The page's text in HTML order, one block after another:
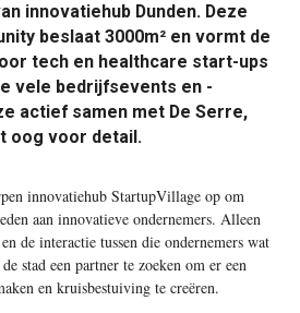
innovatiehub Dunden. Deze
beslaat 3000m² en vormt de
tech en healthcare start-ups
vele bedrijfsevents en -
actief samen met De Serre,
oog voor detail.
innovatiehub StartupVillage op om
aan innovatieve ondernemers. Alleen
de interactie tussen die ondernemers wat
stad een partner te zoeken om er een
en kruisbestuiving te creëren.